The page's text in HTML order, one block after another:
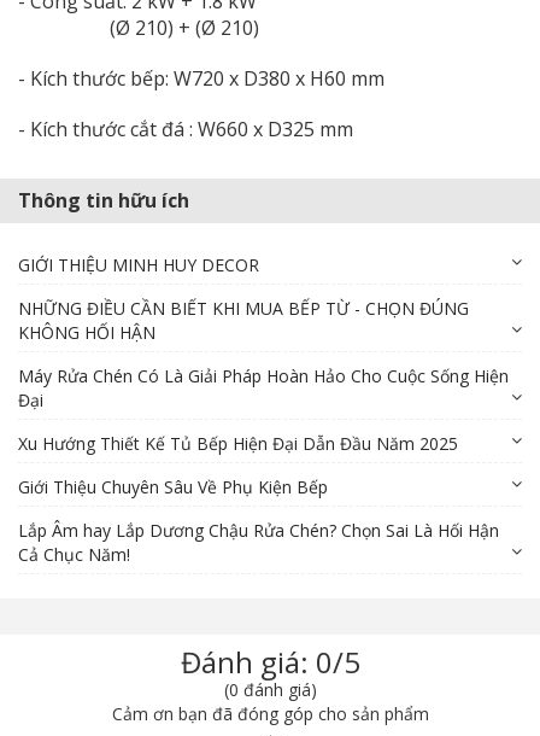
(Ø 210) + (Ø 210)
- Kích thước bếp: W720 x D380 x H60 mm
- Kích thước cắt đá : W660 x D325 mm
Thông tin hữu ích
GIỚI THIỆU MINH HUY DECOR
NHỮNG ĐIỀU CẦN BIẾT KHI MUA BẾP TỪ - CHỌN ĐÚNG
KHÔNG HỐI HẬN
Máy Rửa Chén Có Là Giải Pháp Hoàn Hảo Cho Cuộc Sống Hiện
Đại
Xu Hướng Thiết Kế Tủ Bếp Hiện Đại Dẫn Đầu Năm 2025
Giới Thiệu Chuyên Sâu Về Phụ Kiện Bếp
Lắp Âm hay Lắp Dương Chậu Rửa Chén? Chọn Sai Là Hối Hận
Cả Chục Năm!
Đánh giá: 0/5
(0 đánh giá)
Cảm ơn bạn đã đóng góp cho sản phẩm